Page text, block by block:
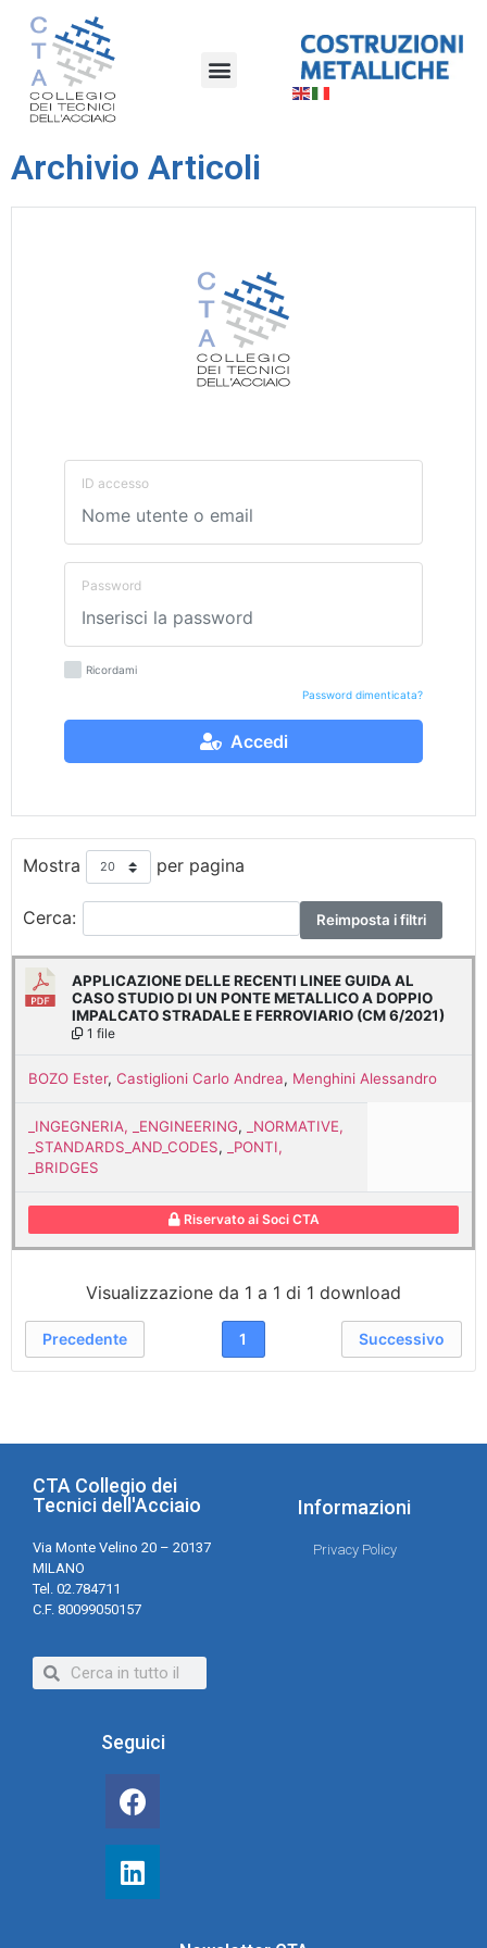
Archivio Articoli
ID accesso
Password
Ricordami
Password dimenticata?
Accedi
Mostra per pagina
Cerca: Reimposta i filtri
APPLICAZIONE DELLE RECENTI LINEE GUIDA AL
CASO STUDIO DI UN PONTE METALLICO A DOPPIO
IMPALCATO STRADALE E FERROVIARIO (CM 6/2021)
1 file
BOZO Ester, Castiglioni Carlo Andrea, Menghini Alessandro
_INGEGNERIA, _ENGINEERING,
_NORMATIVE,
_STANDARDS_AND_CODES,
_PONTI,
_BRIDGES
Riservato ai Soci CTA
Visualizzazione da 1 a 1 di 1 download
Precedente 1 Successivo
CTA Collegio dei
Tecnici dell'Acciaio
Via Monte Velino 20 – 20137
MILANO
Tel. 02.784711
C.F. 80099050157
Informazioni
Privacy Policy
Seguici